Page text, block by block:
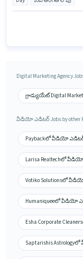
Digital Marketing Agency
గ్రాడ్యుయేట్ Digital
వీడియో ఎడిటర్ Jobs by other
Paybackలో వీడియో
Larisa Realtechలో
Votiko Solutionsలో
Humaniqueeలో వీడియో
Esha Corporate
Saptarishis